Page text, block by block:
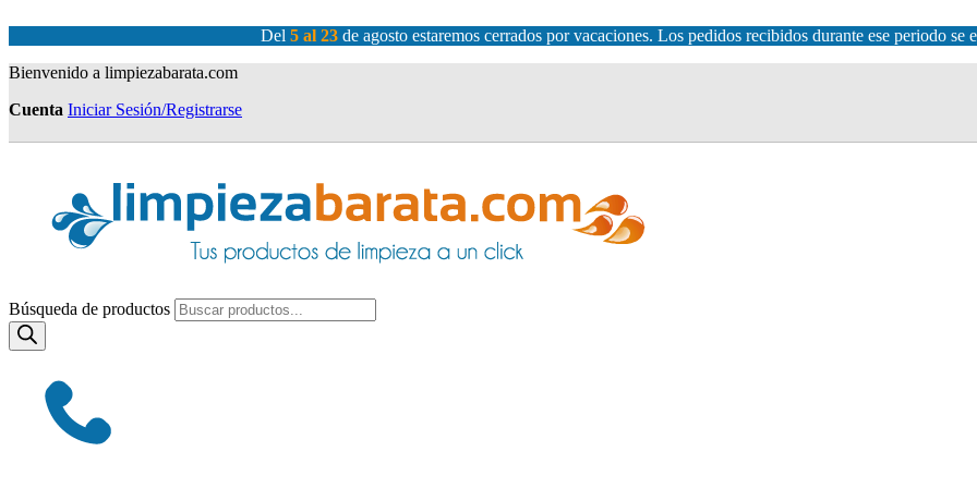
Del 5 al 23 de agosto estaremos cerrados por vacaciones. Los pedidos recibidos durante ese periodo se
Bienvenido a limpiezabarata.com
Cuenta Iniciar Sesión/Registrarse
Búsqueda de productos